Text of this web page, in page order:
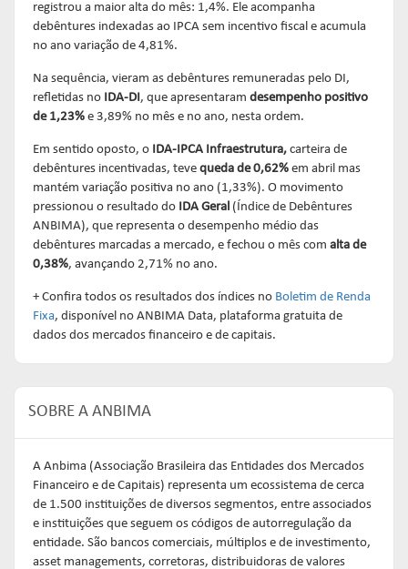
registrou a maior alta do mês: 1,4%. Ele acompanha
debêntures indexadas ao IPCA sem incentivo fiscal e acumula
no ano variação de 4,81%.
Na sequência, vieram as debêntures remuneradas pelo DI,
refletidas no IDA-DI, que apresentaram desempenho positivo
de 1,23% e 3,89% no mês e no ano, nesta ordem.
Em sentido oposto, o IDA-IPCA Infraestrutura, carteira de
debêntures incentivadas, teve queda de 0,62% em abril mas
mantém variação positiva no ano (1,33%). O movimento
pressionou o resultado do IDA Geral (Índice de Debêntures
ANBIMA), que representa o desempenho médio das
debêntures marcadas a mercado, e fechou o mês com alta de
0,38%, avançando 2,71% no ano.
+ Confira todos os resultados dos índices no Boletim de Renda
Fixa, disponível no ANBIMA Data, plataforma gratuita de
dados dos mercados financeiro e de capitais.
SOBRE A ANBIMA
A Anbima (Associação Brasileira das Entidades dos Mercados
Financeiro e de Capitais) representa um ecossistema de cerca
de 1.500 instituições de diversos segmentos, entre associados
e instituições que seguem os códigos de autorregulação da
entidade. São bancos comerciais, múltiplos e de investimento,
asset managements, corretoras, distribuidoras de valores